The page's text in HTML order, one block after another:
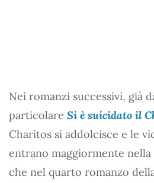
Nei romanzi successivi, già
particolare Si è suicidato il
Charitos si addolcisce e le
entrano maggiormente
che nel quarto romanzo